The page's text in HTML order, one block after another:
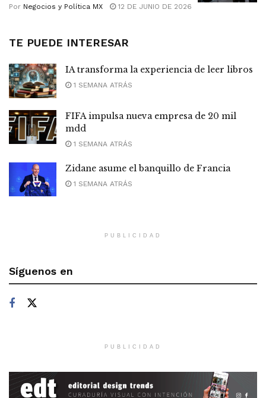
Por Negocios y Política MX 12 DE JUNIO DE 2026
TE PUEDE INTERESAR
IA transforma la experiencia de leer libros
1 SEMANA ATRÁS
FIFA impulsa nueva empresa de 20 mil
mdd
1 SEMANA ATRÁS
Zidane asume el banquillo de Francia
1 SEMANA ATRÁS
PUBLICIDAD
Síguenos en
PUBLICIDAD